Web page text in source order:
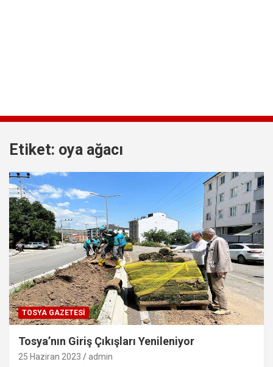
Etiket: oya ağacı
TOSYA GAZETESI
Tosya’nın Giriş Çıkışları Yenileniyor
25 Haziran 2023 admin